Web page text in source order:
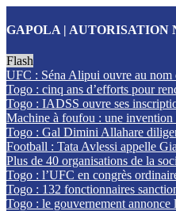
GAPOLA | AUTORISATION
Flash
UFC : Séna Alipui ouvre au nom
Togo : cinq ans d’efforts pour
Togo : IADSS ouvre ses
Machine à foufou : une invention
Togo : Gal Dimini Allahare
Football : Tata Avlessi appelle
Plus de 40 organisations de la
Togo : l’UFC en congrès
Togo : 132 fonctionnaires
Togo : le gouvernement annonce